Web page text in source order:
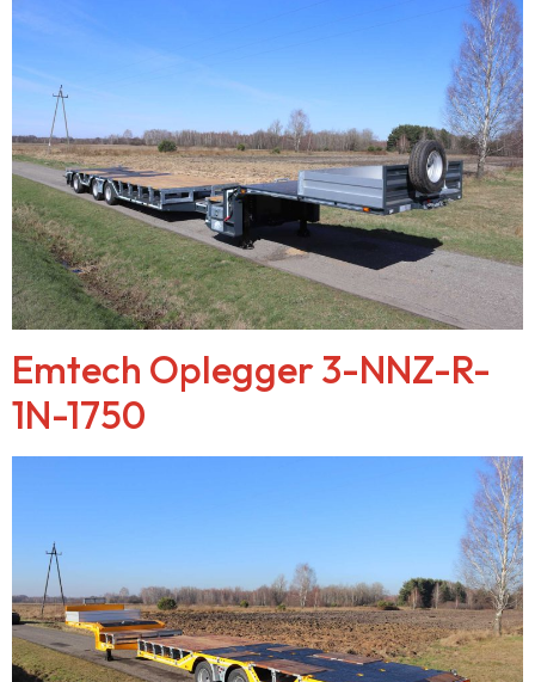
Emtech Oplegger 3-NNZ-R-
1N-1750